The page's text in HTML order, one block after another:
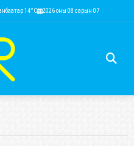
EUR 4,146.36 KRW 2.52
14°C 2026 оны 08 сарын 07